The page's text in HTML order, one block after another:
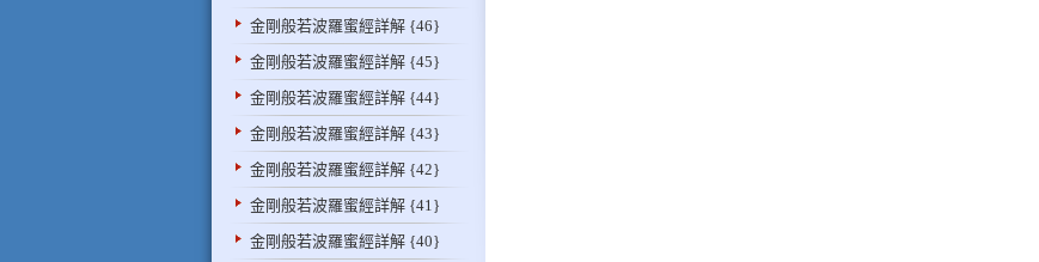
金剛般若波羅蜜經詳解 {46}
金剛般若波羅蜜經詳解 {45}
金剛般若波羅蜜經詳解 {44}
金剛般若波羅蜜經詳解 {43}
金剛般若波羅蜜經詳解 {42}
金剛般若波羅蜜經詳解 {41}
金剛般若波羅蜜經詳解 {40}